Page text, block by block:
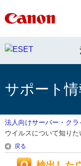
サポート
法人向けサーバー・ク
ウイルスについて知りた
戻る